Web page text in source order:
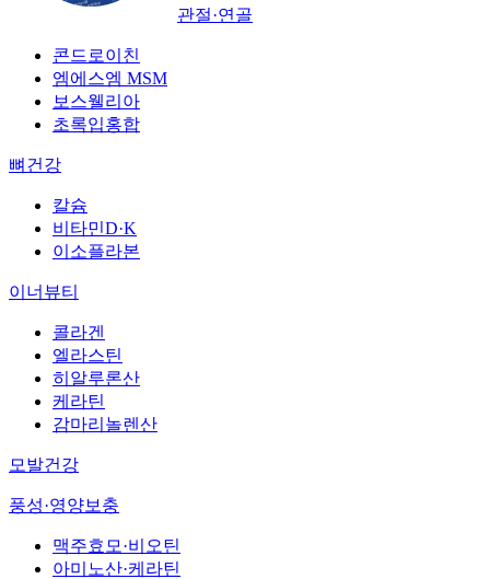
관절·연골
콘드로이친
엠에스엠 MSM
보스웰리아
초록입홍합
뼈건강
칼슘
비타민D·K
이소플라본
이너뷰티
콜라겐
엘라스틴
히알루론산
케라틴
감마리놀렌산
모발건강
풍성·영양보충
맥주효모·비오틴
아미노산·케라틴